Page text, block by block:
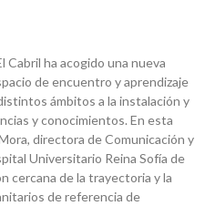
Cabril ha acogido una nueva
de encuentro y aprendizaje
ámbitos a la instalación y
y conocimientos. En esta
directora de Comunicación y
Universitario Reina Sofía de
cercana de la trayectoria y la
de referencia de